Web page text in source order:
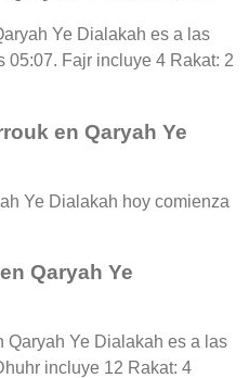
Ye Dialakah es a las
05:07. Fajr incluye 4 Rakat: 2
en Qaryah Ye
Ye Dialakah hoy comienza
Qaryah Ye
Qaryah Ye Dialakah es a las
incluye 12 Rakat: 4